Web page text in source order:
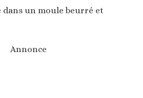
dans un moule beurré et
Annonce